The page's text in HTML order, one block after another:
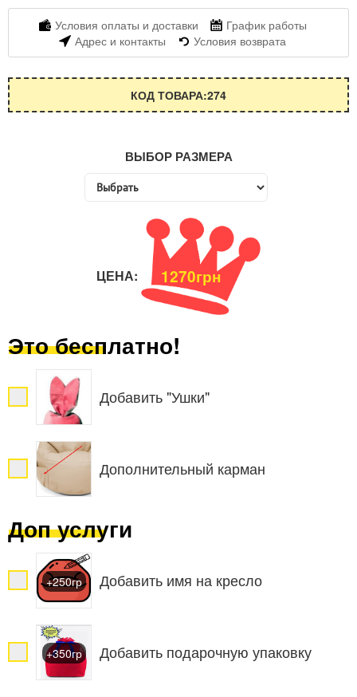
Условия оплаты и доставки
График работы
Адрес и контакты
Условия возврата
КОД ТОВАРА:274
ВЫБОР РАЗМЕРА
ЦЕНА: 1270грн
Это бесплатно!
Добавить "Ушки"
Дополнительный карман
Доп услуги
+250гр Добавить имя на кресло
+350гр Добавить подарочную упаковку